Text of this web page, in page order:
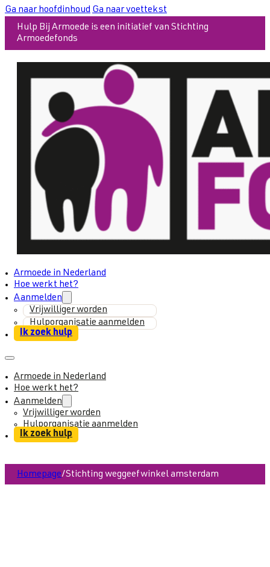
Ga naar hoofdinhoud Ga naar voettekst
Hulp Bij Armoede is een initiatief van Stichting
Armoedefonds
Armoede in Nederland
Hoe werkt het?
Aanmelden
Vrijwilliger worden
Hulporganisatie aanmelden
Ik zoek hulp
Armoede in Nederland
Hoe werkt het?
Aanmelden
Vrijwilliger worden
Hulporganisatie aanmelden
Ik zoek hulp
Homepage/Stichting weggeefwinkel amsterdam